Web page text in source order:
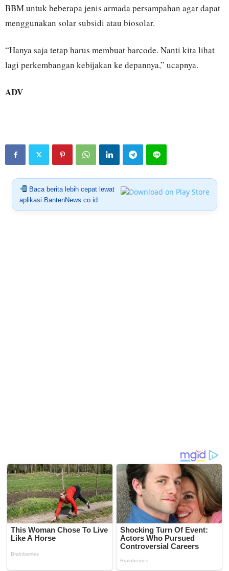
BBM untuk beberapa jenis armada persampahan agar dapat
menggunakan solar subsidi atau biosolar.
“Hanya saja tetap harus membuat barcode. Nanti kita lihat
lagi perkembangan kebijakan ke depannya,” ucapnya.
ADV
Baca berita lebih cepat lewat
aplikasi BantenNews.co.id